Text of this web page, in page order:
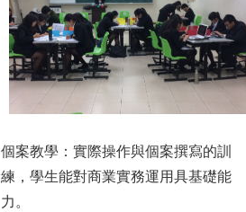
個案教學：實際操作與個案撰寫的訓
練，學生能對商業實務運用具基礎能
力。